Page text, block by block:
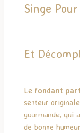
Singe
Et
Le fondant
senteur
gourmande, qui
de bonne